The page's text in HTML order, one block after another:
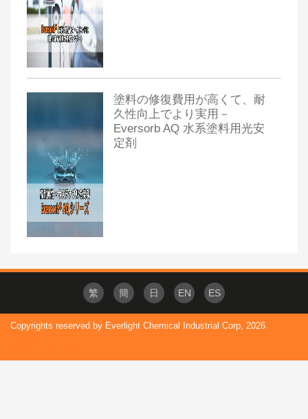
塗料の修復費用が高くて、耐
久性向上でより実用－
Eversorb AQ 水系塗料用光安
定剤
繁 簡 日 EN ES
Copyrights reserved by Everlight Chemical Industrial Corp, 2026